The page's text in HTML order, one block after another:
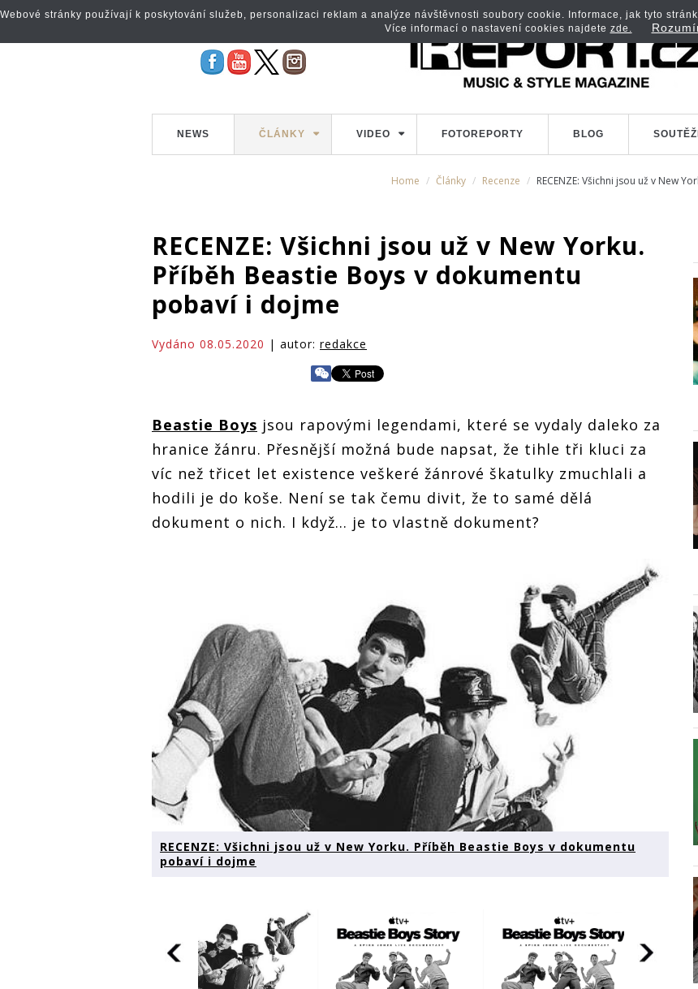
NEWS ČLÁNKY VIDEO FOTOREPORTY BLOG
Home Články Recenze RECENZE: Všichni jsou už v New
RECENZE: Všichni jsou už v New Yorku.
Příběh Beastie Boys v dokumentu
pobaví i dojme
Vydáno 08.05.2020 | autor: redakce
Beastie Boys jsou rapovými legendami, které se vydaly daleko za
hranice žánru. Přesnější možná bude napsat, že tihle tři kluci za
víc než třicet let existence veškeré žánrové škatulky zmuchlali a
hodili je do koše. Není se tak čemu divit, že to samé dělá
dokument o nich. I když... je to vlastně dokument?
RECENZE: Všichni jsou už v New Yorku. Příběh Beastie Boys v dokumentu
pobaví i dojme
Webové stránky používají k poskytování služeb, personalizaci reklam a analýze návštěvnosti soubory cookie. Informace, jak tyto
Více informací o nastavení cookies najdete zde.